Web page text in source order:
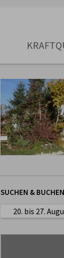
SUCHEN & BUCHEN
20. bis 27.